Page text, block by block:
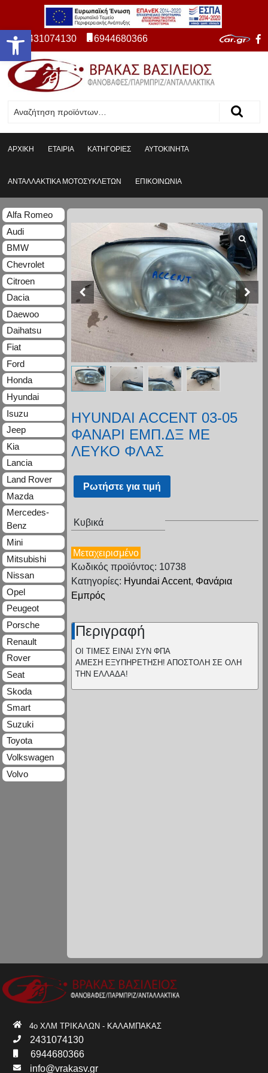
Ανοίξτε τη γραμμή εργαλείων 2431074130 6944680366
ΑΡΧΙΚΗ ΕΤΑΙΡΙΑ ΚΑΤΗΓΟΡΙΕΣ ΑΥΤΟΚΙΝΗΤΑ
ΑΝΤΑΛΛΑΚΤΙΚΑ ΜΟΤΟΣΥΚΛΕΤΩΝ ΕΠΙΚΟΙΝΩΝΙΑ
HYUNDAI ACCEΝT 03-05
ΦΑΝΑΡΙ ΕΜΠ.ΔΞ ΜΕ
ΛΕΥΚΟ ΦΛΑΣ
Ρωτήστε για τιμή
Κυβικά
Μεταχειρισμένο
Κωδικός προϊόντος: 10738
Κατηγορίες: Hyundai Accent, Φανάρια
Εμπρός
Περιγραφή
ΟΙ ΤΙΜΕΣ ΕΙΝΑΙ ΣΥΝ ΦΠΑ
ΑΜΕΣΗ ΕΞΥΠΗΡΕΤΗΣΗ! ΑΠΟΣΤΟΛΗ ΣΕ ΟΛΗ
ΤΗΝ ΕΛΛΑΔΑ!
Alfa Romeo
Audi
BMW
Chevrolet
Citroen
Dacia
Daewoo
Daihatsu
Fiat
Ford
Honda
Hyundai
Isuzu
Jeep
Kia
Lancia
Land Rover
Mazda
Mercedes-
Benz
Mini
Mitsubishi
Nissan
Opel
Peugeot
Porsche
Renault
Rover
Seat
Skoda
Smart
Suzuki
Toyota
Volkswagen
Volvo
4ο ΧΛΜ ΤΡΙΚΑΛΩΝ - ΚΑΛΑΜΠΑΚΑΣ
2431074130
6944680366
info@vrakasv.gr